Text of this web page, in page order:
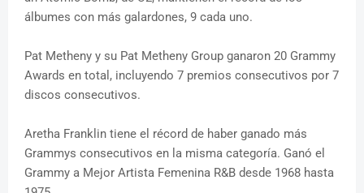
álbumes con más galardones, 9 cada uno.
Pat Metheny y su Pat Metheny Group ganaron 20 Grammy
Awards en total, incluyendo 7 premios consecutivos por 7
discos consecutivos.
Aretha Franklin tiene el récord de haber ganado más
Grammys consecutivos en la misma categoría. Ganó el
Grammy a Mejor Artista Femenina R&B desde 1968 hasta